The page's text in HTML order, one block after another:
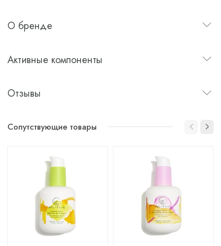
О бренде
Активные компоненты
Отзывы
Сопутствующие товары